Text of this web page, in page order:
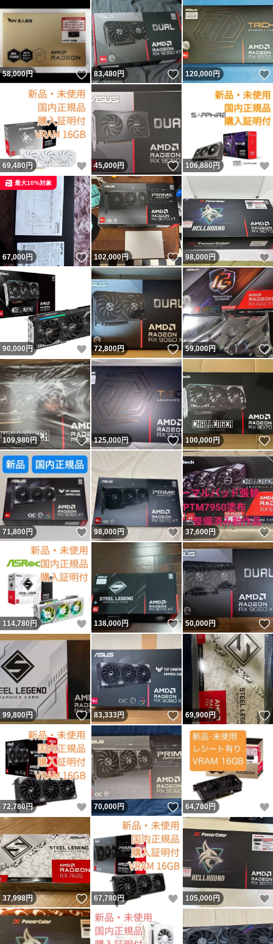
58,000円 いいね！
83,480円 いいね！
120,000円
69,480円 いいね！
45,000円 いいね！
106,880円
67,000円 いいね！
最大10%対象
102,000円 いいね！
98,000円
90,000 円 いいね！
72,800円 いいね！
59,000円
109,980円 いいね！
125,000円 いいね！
100,000円
71,800円 いいね！
98,000円 いいね！
37,600円
114,780 円 いいね！
138,000円 いいね！
50,000円
99,800円 いいね！
83,333円 いいね！
69,900円
72,780円 いいね！
70,000円 いいね！
64,780 円
37,998円 いいね！
67,780円 いいね！
105,000円